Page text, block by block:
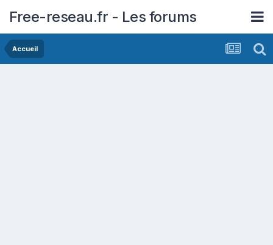
Free-reseau.fr - Les forums
Accueil